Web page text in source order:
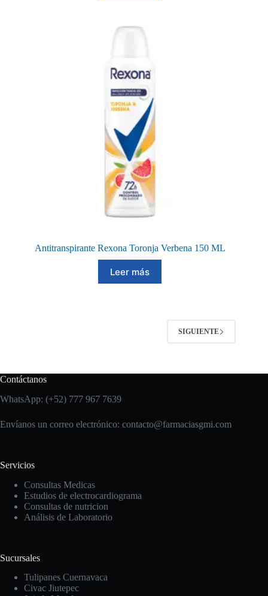
Antitranspirante Rexona Toronja Verbena 150 ML
Leer más
SIGUIENTE
Contáctanos
WhatsApp: (+52) 777 967 7639
Envíanos un correo electrónico: contacto@farmaciasgmi.com
Servicios
Consultas Medicas
Estudios de electrocardiograma
Consultas de nutricion
Análisis de Laboratorio
Sucursales
Tulipanes Cuernavaca
Civac Jiutepec